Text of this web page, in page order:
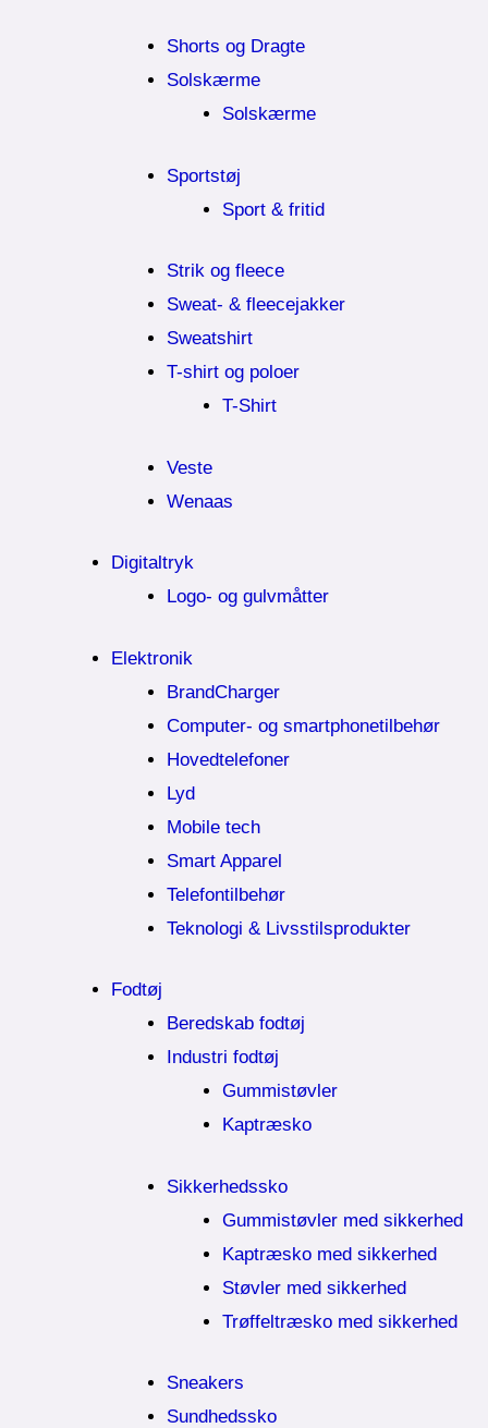
Shorts og Dragte
Solskærme
Solskærme
Sportstøj
Sport & fritid
Strik og fleece
Sweat- & fleecejakker
Sweatshirt
T-shirt og poloer
T-Shirt
Veste
Wenaas
Digitaltryk
Logo- og gulvmåtter
Elektronik
BrandCharger
Computer- og smartphonetilbehør
Hovedtelefoner
Lyd
Mobile tech
Smart Apparel
Telefontilbehør
Teknologi & Livsstilsprodukter
Fodtøj
Beredskab fodtøj
Industri fodtøj
Gummistøvler
Kaptræsko
Sikkerhedssko
Gummistøvler med sikkerhed
Kaptræsko med sikkerhed
Støvler med sikkerhed
Trøffeltræsko med sikkerhed
Sneakers
Sundhedssko